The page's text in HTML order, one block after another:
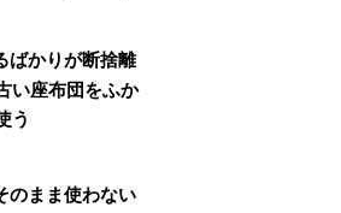
ばかりが断捨離
い座布団をふか
う
のまま使わない